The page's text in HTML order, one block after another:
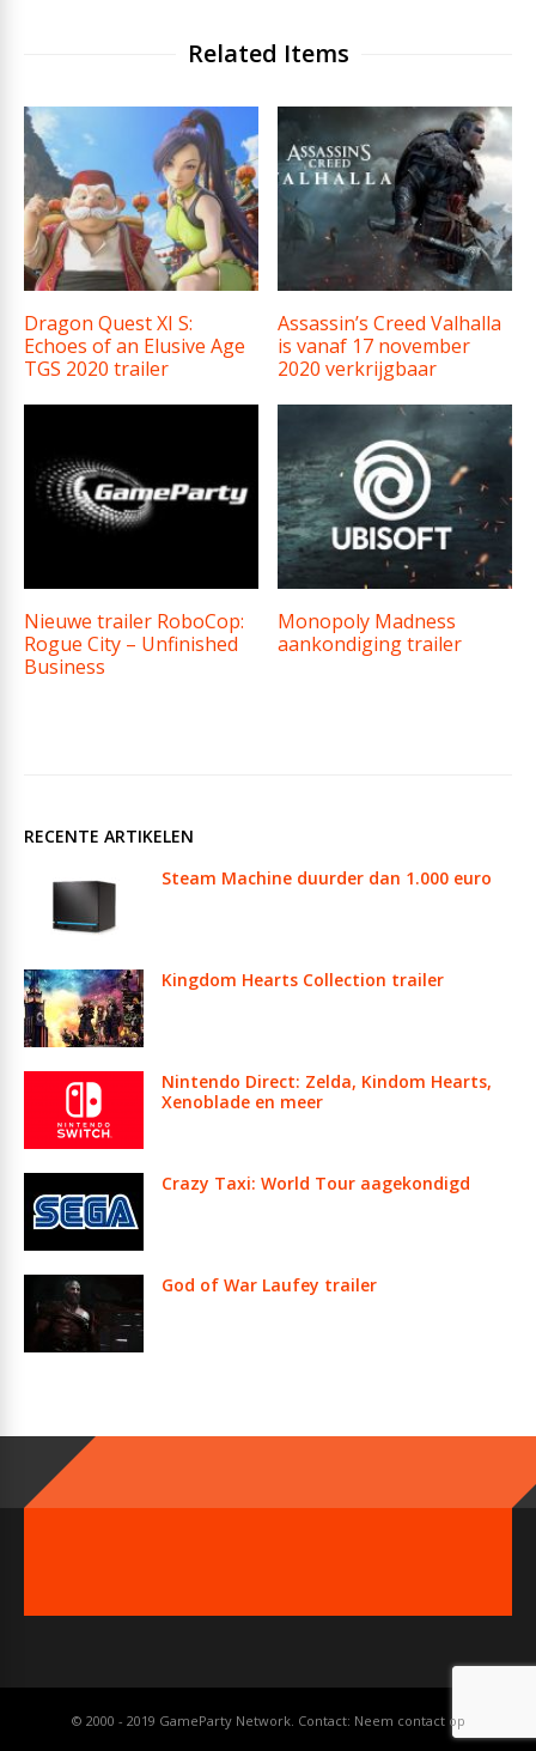
Related Items
Dragon Quest XI S:
Echoes of an Elusive Age
TGS 2020 trailer
Assassin’s Creed Valhalla
is vanaf 17 november
2020 verkrijgbaar
Nieuwe trailer RoboCop:
Rogue City – Unfinished
Business
Monopoly Madness
aankondiging trailer
RECENTE ARTIKELEN
Steam Machine duurder dan 1.000 euro
Kingdom Hearts Collection trailer
Nintendo Direct: Zelda, Kindom Hearts,
Xenoblade en meer
Crazy Taxi: World Tour aagekondigd
God of War Laufey trailer
© 2000 - 2019 GameParty Network. Contact: Neem contact op